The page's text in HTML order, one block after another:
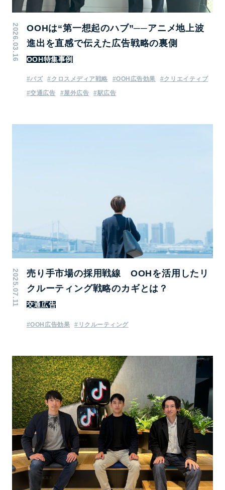
2026.03.16
OOHは“第一想起のハブ”──アニメ地上波
進出を直感で伝えた広告戦略の裏側
OOH特集事例
#バズ #クロスメディア戦略 #OOH広告効果
#クリエイティブ
#交通広告
#屋外広告 #駅広告
2025.07.11
売り手市場の採用戦線 OOHを活用したリ
クルーティング戦略のカギとは？
交通広告
#OOH広告効果 #リクルーティング